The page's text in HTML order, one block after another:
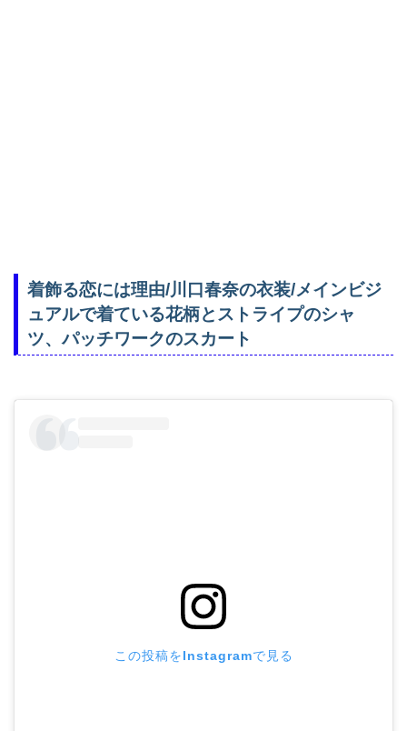
着飾る恋には理由/川口春奈の衣装/メインビジ
ュアルで着ている花柄とストライプのシャ
ツ、パッチワークのスカート
この投稿をInstagramで見る